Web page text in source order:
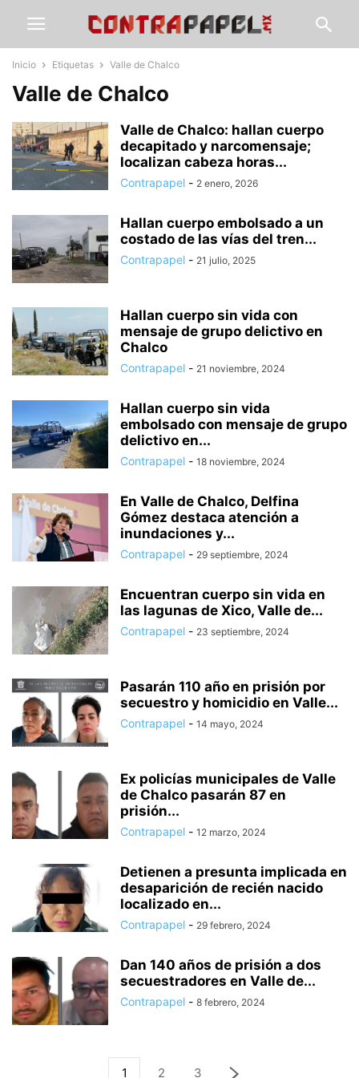
Inicio Etiquetas Valle de Chalco
Valle de Chalco
Valle de Chalco: hallan cuerpo
decapitado y narcomensaje;
localizan cabeza horas...
Contrapapel - 2 enero, 2026
Hallan cuerpo embolsado a un
costado de las vías del tren...
Contrapapel - 21 julio, 2025
Hallan cuerpo sin vida con
mensaje de grupo delictivo en
Chalco
Contrapapel - 21 noviembre, 2024
Hallan cuerpo sin vida
embolsado con mensaje de grupo
delictivo en...
Contrapapel - 18 noviembre, 2024
En Valle de Chalco, Delfina
Gómez destaca atención a
inundaciones y...
Contrapapel - 29 septiembre, 2024
Encuentran cuerpo sin vida en
las lagunas de Xico, Valle de...
Contrapapel - 23 septiembre, 2024
Pasarán 110 año en prisión por
secuestro y homicidio en Valle...
Contrapapel - 14 mayo, 2024
Ex policías municipales de Valle
de Chalco pasarán 87 en
prisión...
Contrapapel - 12 marzo, 2024
Detienen a presunta implicada en
desaparición de recién nacido
localizado en...
Contrapapel - 29 febrero, 2024
Dan 140 años de prisión a dos
secuestradores en Valle de...
Contrapapel - 8 febrero, 2024
1 2 3